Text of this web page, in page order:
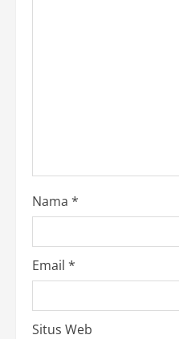
i
n
g
Nama *
Email *
Situs Web